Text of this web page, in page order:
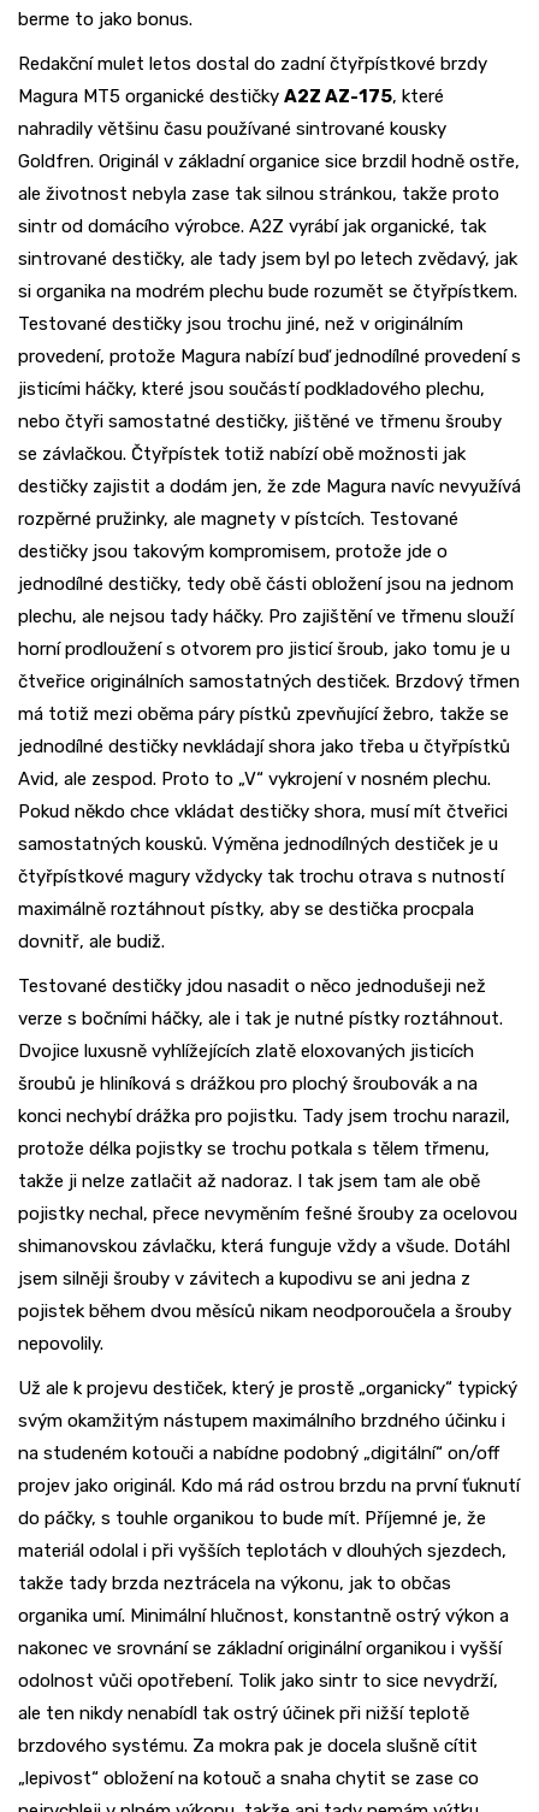
berme to jako bonus.
Redakční mulet letos dostal do zadní čtyřpístkové brzdy
Magura MT5 organické destičky A2Z AZ-175, které
nahradily většinu času používané sintrované kousky
Goldfren. Originál v základní organice sice brzdil hodně ostře,
ale životnost nebyla zase tak silnou stránkou, takže proto
sintr od domácího výrobce. A2Z vyrábí jak organické, tak
sintrované destičky, ale tady jsem byl po letech zvědavý, jak
si organika na modrém plechu bude rozumět se čtyřpístkem.
Testované destičky jsou trochu jiné, než v originálním
provedení, protože Magura nabízí buď jednodílné provedení s
jisticími háčky, které jsou součástí podkladového plechu,
nebo čtyři samostatné destičky, jištěné ve třmenu šrouby
se závlačkou. Čtyřpístek totiž nabízí obě možnosti jak
destičky zajistit a dodám jen, že zde Magura navíc nevyužívá
rozpěrné pružinky, ale magnety v pístcích. Testované
destičky jsou takovým kompromisem, protože jde o
jednodílné destičky, tedy obě části obložení jsou na jednom
plechu, ale nejsou tady háčky. Pro zajištění ve třmenu slouží
horní prodloužení s otvorem pro jisticí šroub, jako tomu je u
čtveřice originálních samostatných destiček. Brzdový třmen
má totiž mezi oběma páry pístků zpevňující žebro, takže se
jednodílné destičky nevkládají shora jako třeba u čtyřpístků
Avid, ale zespod. Proto to „V“ vykrojení v nosném plechu.
Pokud někdo chce vkládat destičky shora, musí mít čtveřici
samostatných kousků. Výměna jednodílných destiček je u
čtyřpístkové magury vždycky tak trochu otrava s nutností
maximálně roztáhnout pístky, aby se destička procpala
dovnitř, ale budiž.
Testované destičky jdou nasadit o něco jednodušeji než
verze s bočními háčky, ale i tak je nutné pístky roztáhnout.
Dvojice luxusně vyhlížejících zlatě eloxovaných jisticích
šroubů je hliníková s drážkou pro plochý šroubovák a na
konci nechybí drážka pro pojistku. Tady jsem trochu narazil,
protože délka pojistky se trochu potkala s tělem třmenu,
takže ji nelze zatlačit až nadoraz. I tak jsem tam ale obě
pojistky nechal, přece nevyměním fešné šrouby za ocelovou
shimanovskou závlačku, která funguje vždy a všude. Dotáhl
jsem silněji šrouby v závitech a kupodivu se ani jedna z
pojistek během dvou měsíců nikam neodporoučela a šrouby
nepovolily.
Už ale k projevu destiček, který je prostě „organicky“ typický
svým okamžitým nástupem maximálního brzdného účinku i
na studeném kotouči a nabídne podobný „digitální“ on/off
projev jako originál. Kdo má rád ostrou brzdu na první ťuknutí
do páčky, s touhle organikou to bude mít. Příjemné je, že
materiál odolal i při vyšších teplotách v dlouhých sjezdech,
takže tady brzda neztrácela na výkonu, jak to občas
organika umí. Minimální hlučnost, konstantně ostrý výkon a
nakonec ve srovnání se základní originální organikou i vyšší
odolnost vůči opotřebení. Tolik jako sintr to sice nevydrží,
ale ten nikdy nenabídl tak ostrý účinek při nižší teplotě
brzdového systému. Za mokra pak je docela slušně cítit
„lepivost“ obložení na kotouč a snaha chytit se zase co